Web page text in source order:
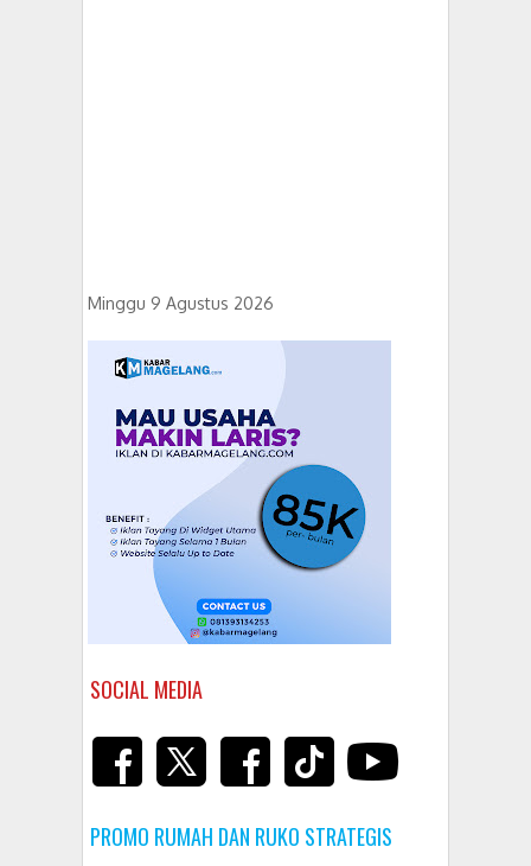
Minggu 9 Agustus 2026
SOCIAL MEDIA
PROMO RUMAH DAN RUKO STRATEGIS